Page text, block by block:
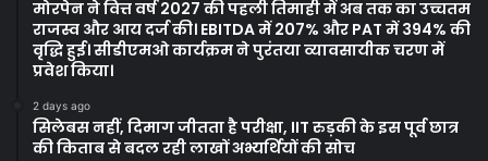
मोरपेन ने वित्त वर्ष 2027 की पहली तिमाही में अब तक का उच्चतम
राजस्व और आय दर्ज की। EBITDA में 207% और PAT में 394% की
वृद्धि हुई। सीडीएमओ कार्यक्रम ने पुरंतया व्यावसायीक चरण में
प्रवेश किया।
2 days ago
सिलेबस नहीं, दिमाग जीतता है परीक्षा, IIT रुड़की के इस पूर्व छात्र
की किताब से बदल रही लाखों अभ्यर्थियों की सोच